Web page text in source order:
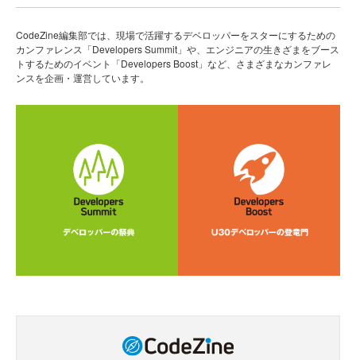
CodeZine編集部では、現場で活躍するデベロッパーをスターにするための
カンファレンス「Developers Summit」や、エンジニアの生きざまをブース
トするためのイベント「Developers Boost」など、さまざまなカンファレ
ンスを企画・運営しています。